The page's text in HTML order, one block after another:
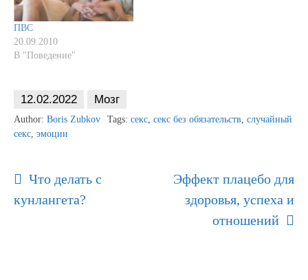
ПВС
20.09.2010
В "Поведение"
12.02.2022 Мозг
Author: Boris Zubkov Tags: секс, секс без обязательств, случайный
секс, эмоции
Post
Navigation
Что делать с
кунлангета?
Эффект плацебо для
здоровья, успеха и
отношений